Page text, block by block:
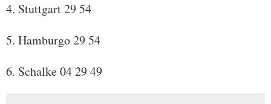
4. Stuttgart 29 54
5. Hamburgo 29 54
6. Schalke 04 29 49